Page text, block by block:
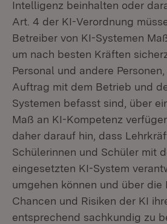
Intelligenz beinhalten oder
Art. 4 der KI-Verordnung
Betreiber von KI-Systemen
um nach besten Kräften
Personal und andere
Auftrag mit dem Betrieb und
Systemen befasst sind, über
Maß an KI-Kompetenz
daher darauf hin, dass
Schülerinnen und Schüler mit
eingesetzten KI-System
umgehen können und über die
Chancen und Risiken der KI
entsprechend sachkundig zu